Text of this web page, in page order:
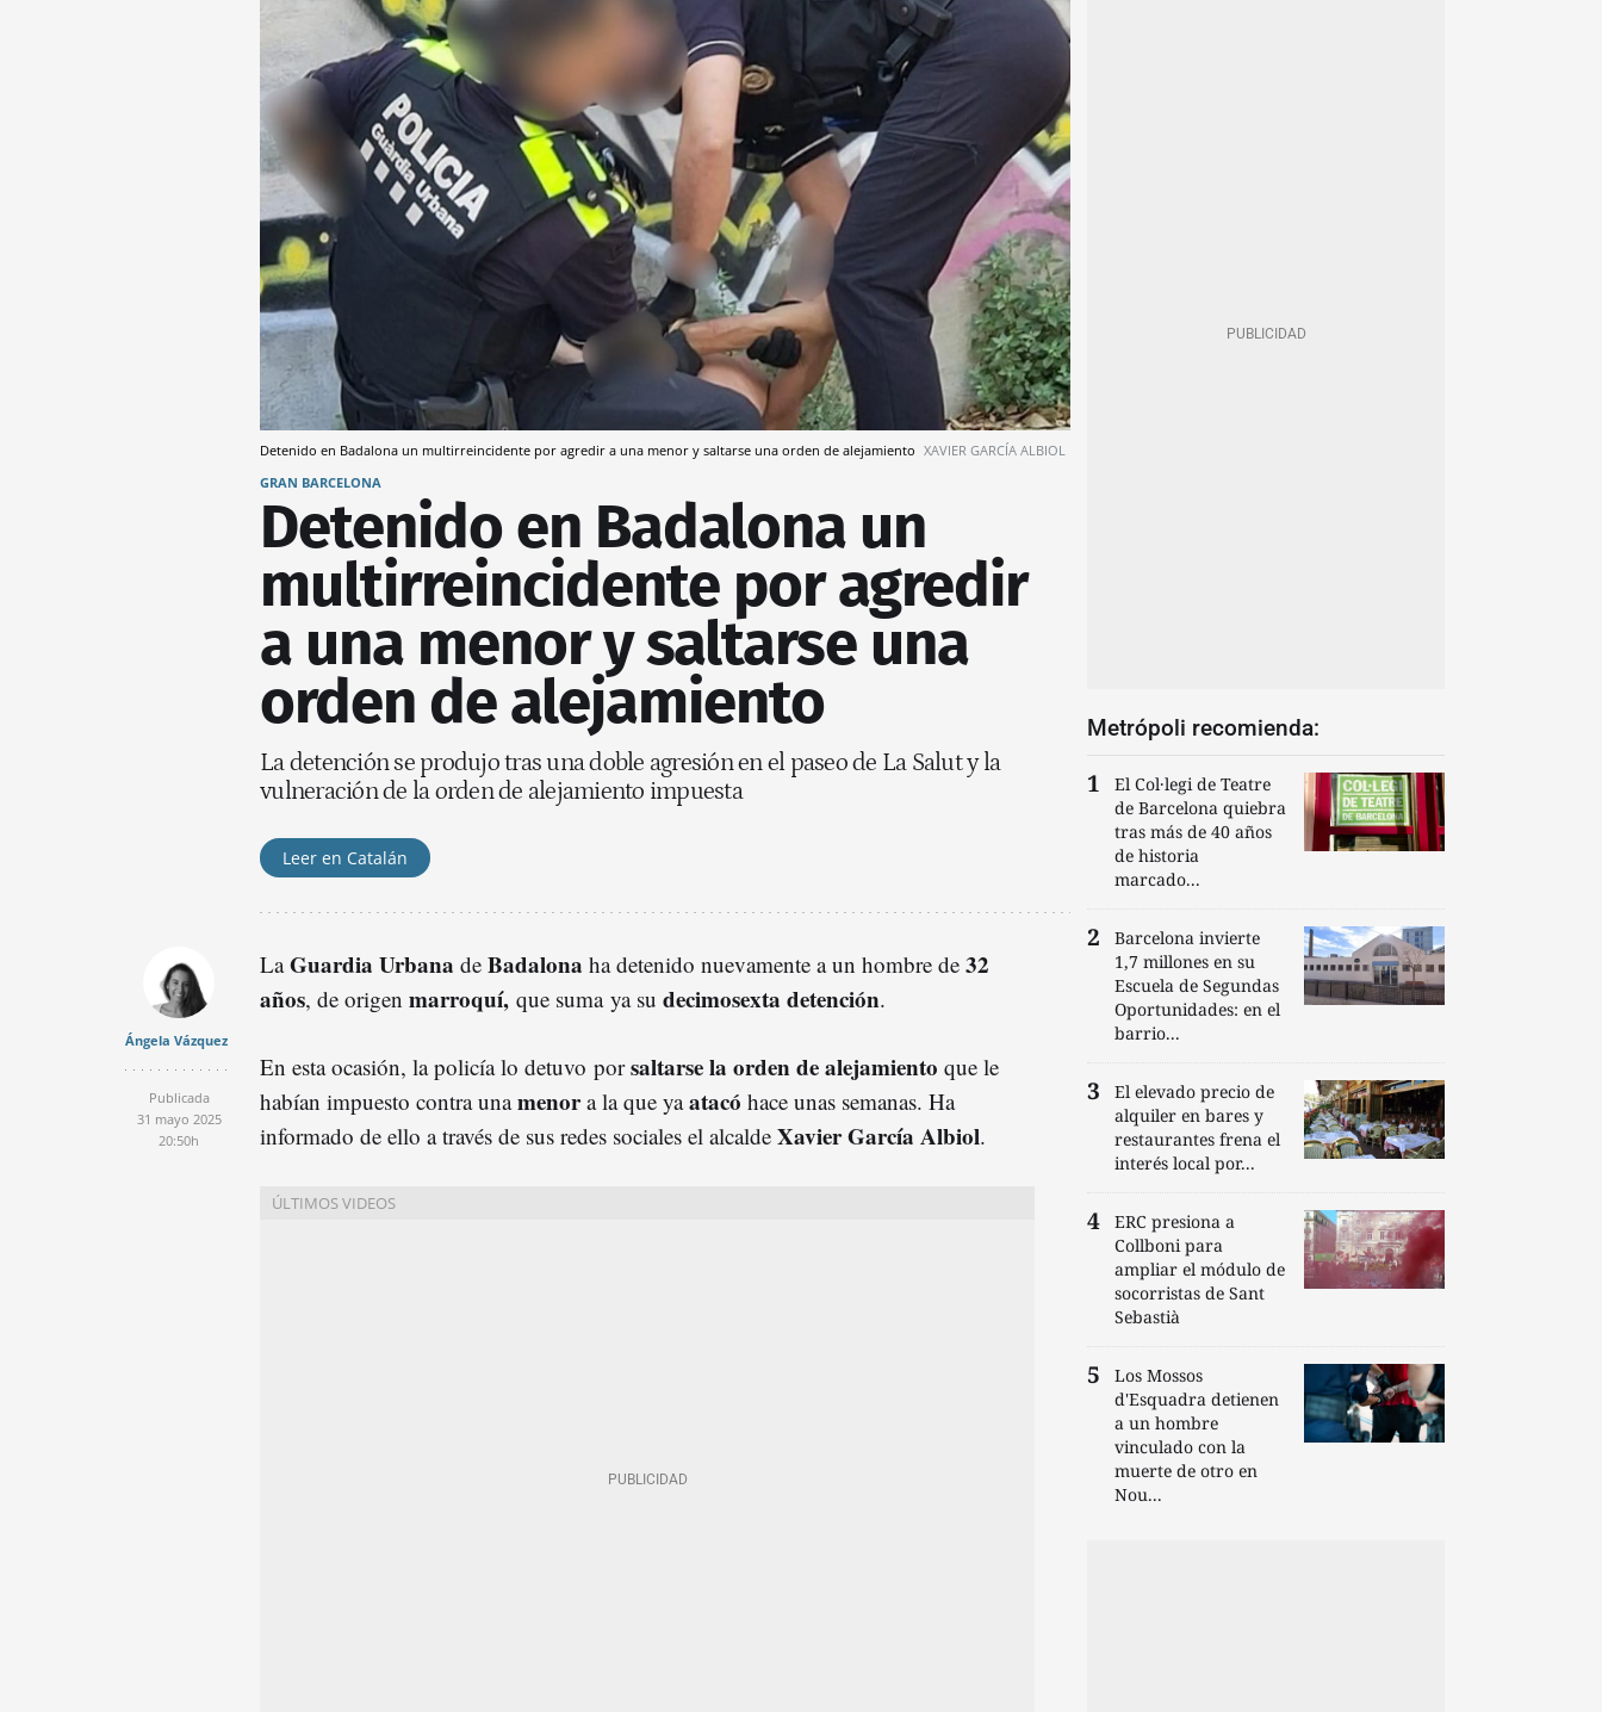
Detenido en Badalona un multirreincidente por agredir a una menor y saltarse una orden de alejamiento XAVIER GARCÍA ALBIOL
GRAN BARCELONA
Detenido en Badalona un
multirreincidente por agredir
a una menor y saltarse una
orden de alejamiento
La detención se produjo tras una doble agresión en el paseo de La Salut y la
vulneración de la orden de alejamiento impuesta
Leer en Catalán
Ángela Vázquez
Publicada
31 mayo 2025
20:50h
LaGuardia Urbana de Badalona ha detenido nuevamente a un hombre de 32
años, de origen marroquí, que suma ya su decimosexta detención.
En esta ocasión, la policía lo detuvo porsaltarse la orden de alejamiento que le
habían impuesto contra unamenora la que yaatacó hace unas semanas. Ha
informado de ello a través de sus redes sociales el alcalde Xavier García Albiol.
Metrópoli recomienda:
El Col·legi de Teatre
de Barcelona quiebra
tras más de 40 años
de historia
marcado...
Barcelona invierte
1,7 millones en su
Escuela de Segundas
Oportunidades: en el
barrio...
El elevado precio de
alquiler en bares y
restaurantes frena el
interés local por...
ERC presiona a
Collboni para
ampliar el módulo de
socorristas de Sant
Sebastià
Los Mossos
d'Esquadra detienen
a un hombre
vinculado con la
muerte de otro en
Nou...